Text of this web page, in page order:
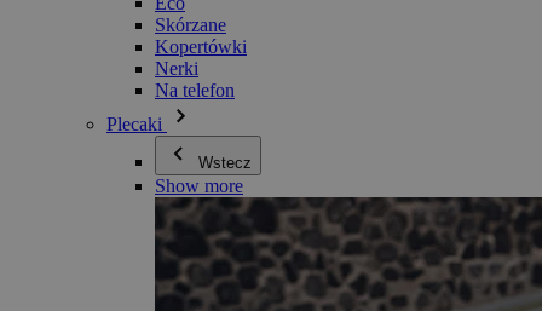
Skórzane
Kopertówki
Nerki
Na telefon
Plecaki
Wstecz
Show more